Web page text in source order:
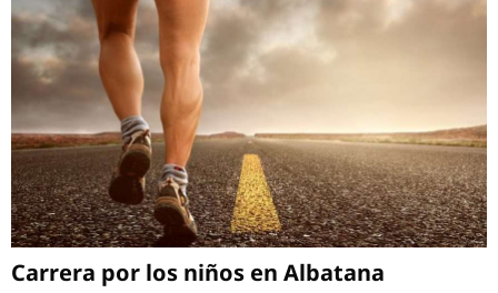
Carrera por los niños en Albatana